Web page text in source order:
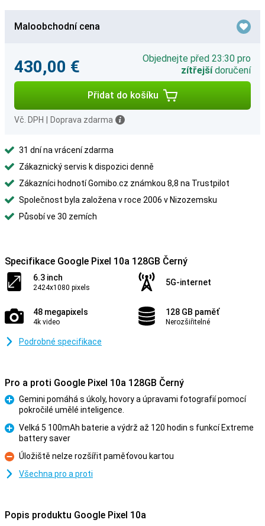
Maloobchodní cena
430,00 €
Objednejte před 23:30 pro
zítřejšídoručení
Přidat do košíku
Vč. DPH Doprava zdarma
31 dní na vrácení zdarma
Zákaznický servis k dispozici denně
Zákazníci hodnotí Gomibo.cz známkou 8,8 na Trustpilot
Společnost byla založena v roce 2006 v Nizozemsku
Působí ve 30 zemích
Specifikace Google Pixel 10a 128GB Černý
6.3 inch
2424x1080 pixels
5G-internet
48 megapixels
4k video
128 GB paměť
Nerozšiřitelné
Podrobné specifikace
Pro a proti Google Pixel 10a 128GB Černý
Gemini pomáhá s úkoly, hovory a úpravami fotografií pomocí
pokročilé umělé inteligence.
Velká 5 100mAh baterie a výdrž až 120 hodin s funkcí Extreme
battery saver
Proti
Úložiště nelze rozšířit paměťovou kartou
Všechna pro a proti
Popis produktu Google Pixel 10a